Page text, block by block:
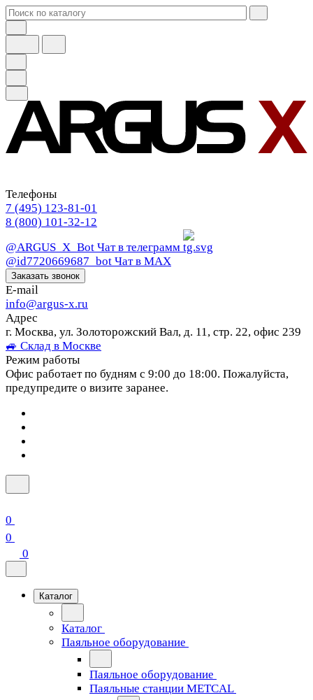
Телефоны
7 (495) 123-81-01
8 (800) 101-32-12
@ARGUS_X_Bot Чат в телеграмм
@id7720669687_bot Чат в МАХ
Заказать звонок
E-mail
info@argus-x.ru
Адрес
г. Москва, ул. Золоторожский Вал, д. 11, стр. 22, офис 239
🚙 Склад в Москве
Режим работы
Офис работает по будням с 9:00 до 18:00. Пожалуйста,
предупредите о визите заранее.
0
0
0
Каталог
Каталог
Паяльное оборудование
Паяльное оборудование
Паяльные станции METCAL